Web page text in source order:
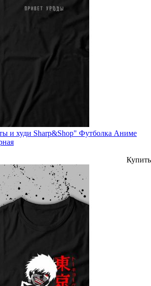
и худи Sharp&Shop" Футболка Аниме
Купить